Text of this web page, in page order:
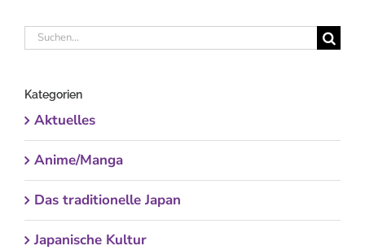
Suche
Kategorien
Aktuelles
Anime/Manga
Das traditionelle Japan
Japanische Kultur